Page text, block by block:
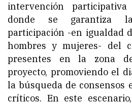
intervención
donde se garantiza
participación -en igualdad
hombres y mujeres- del
presentes en la zona
proyecto, promoviendo el
la búsqueda de consensos
críticos. En este